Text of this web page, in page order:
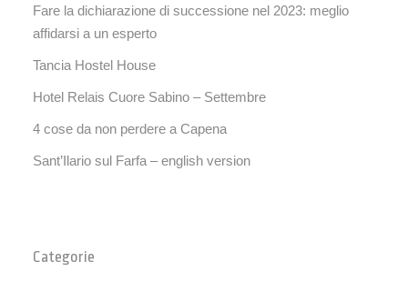
Fare la dichiarazione di successione nel 2023: meglio
affidarsi a un esperto
Tancia Hostel House
Hotel Relais Cuore Sabino – Settembre
4 cose da non perdere a Capena
Sant’Ilario sul Farfa – english version
Categorie